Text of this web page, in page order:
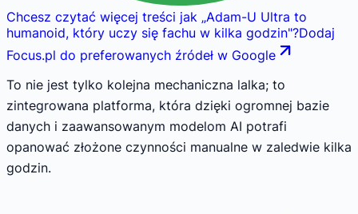
Chcesz czytać więcej treści jak „Adam-U Ultra to
humanoid, który uczy się fachu w kilka godzin"?Dodaj
Focus.pl do preferowanych źródeł w Google
To nie jest tylko kolejna mechaniczna lalka; to
zintegrowana platforma, która dzięki ogromnej bazie
danych i zaawansowanym modelom AI potrafi
opanować złożone czynności manualne w zaledwie kilka
godzin.